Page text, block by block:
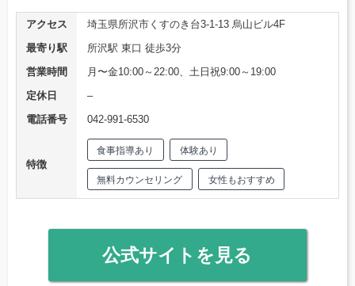
アクセス
埼玉県所沢市くすのき台3-1-13 烏山ビル4F
最寄り駅
所沢駅 東口 徒歩3分
営業時間
月〜金10:00～22:00、土日祝9:00～19:00
定休日
–
電話番号
042-991-6530
特徴
食事指導あり 体験あり
無料カウンセリング 女性もおすすめ
公式サイトを見る